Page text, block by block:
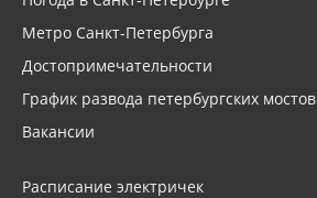
Метро Санкт-Петербурга
Достопримечательности
График развода петербургских мостов
Вакансии
Расписание электричек